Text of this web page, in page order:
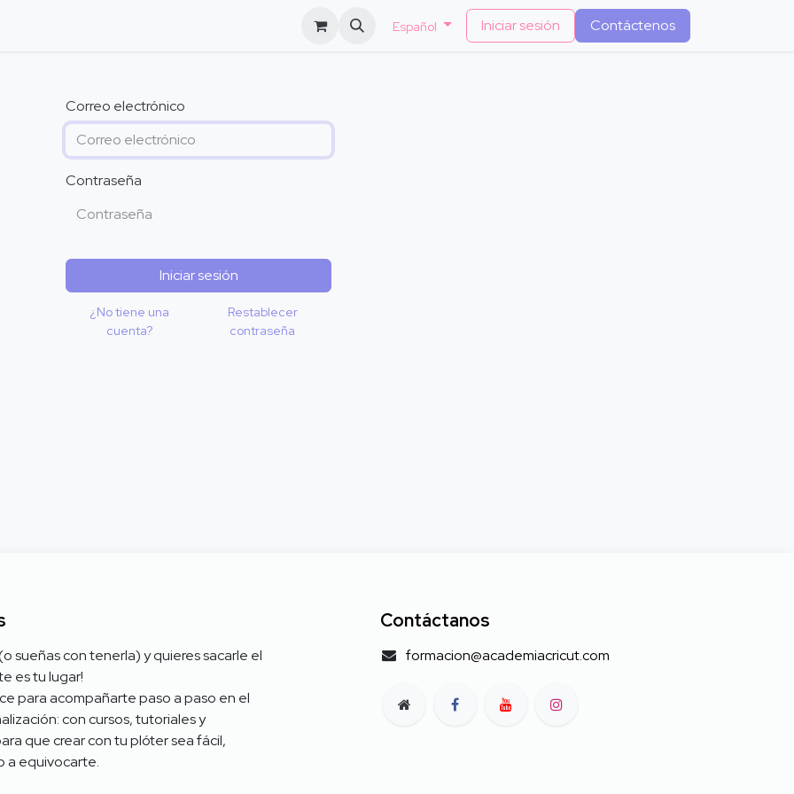
Español Iniciar sesión Contáctenos
Correo electrónico
Contraseña
Iniciar sesión
¿No tiene una
cuenta?
Restablecer
contraseña
sueñas con tenerla) y quieres sacarle el
es tu lugar!
para acompañarte paso a paso en el
con cursos, tutoriales y
que crear con tu plóter sea fácil,
a equivocarte.
Contáctanos
formacion@academiacricut.com